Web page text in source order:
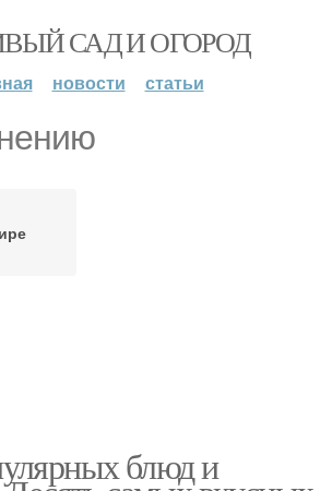
САД И ОГОРОД
новости статьи
блюд и